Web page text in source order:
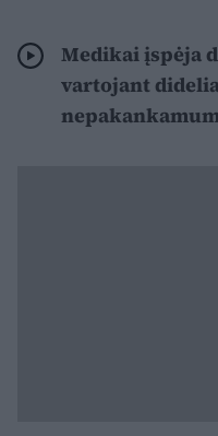
Medikai įspėja
vartojant